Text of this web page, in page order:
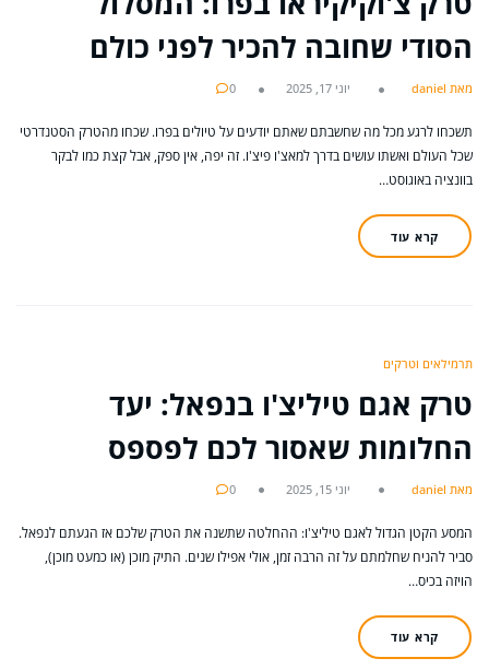
הסודי שחובה להכיר לפני כולם
מאת daniel יוני 17, 2025 0
תשכחו לרגע מכל מה שחשבתם שאתם יודעים על טיולים בפרו. שכחו מהטרק הסטנדרטי
שכל העולם ואשתו עושים בדרך למאצ'ו פיצ'ו. זה יפה, אין ספק, אבל קצת כמו לבקר
בוונציה באוגוסט…
קרא עוד
תרמילאים וטרקים
טרק אגם טיליצ'ו בנפאל: יעד
החלומות שאסור לכם לפספס
מאת daniel יוני 15, 2025 0
המסע הקטן הגדול לאגם טיליצ'ו: ההחלטה שתשנה את הטרק שלכם אז הגעתם לנפאל.
סביר להניח שחלמתם על זה הרבה זמן, אולי אפילו שנים. התיק מוכן (או כמעט מוכן),
הויזה בכיס…
קרא עוד